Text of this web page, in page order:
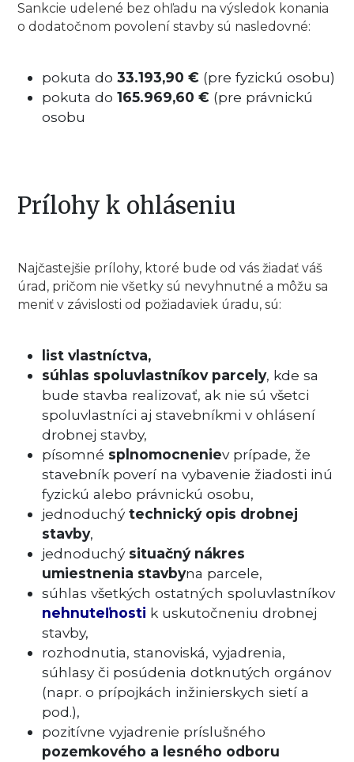
Sankcie udelené bez ohľadu na výsledok konania
o dodatočnom povolení stavby sú nasledovné:
pokuta do 33.193,90 €(pre fyzickú osobu)
pokuta do 165.969,60 €(pre právnickú
osobu
Prílohy k ohláseniu
Najčastejšie prílohy, ktoré bude od vás žiadať váš
úrad, pričom nie všetky sú nevyhnutné a môžu sa
meniť v závislosti od požiadaviek úradu, sú:
list vlastníctva,
súhlas spoluvlastníkov parcely, kde sa
bude stavba realizovať, ak nie sú všetci
spoluvlastníci aj stavebníkmi v ohlásení
drobnej stavby,
písomné splnomocneniev prípade, že
stavebník poverí na vybavenie žiadosti inú
fyzickú alebo právnickú osobu,
jednoduchýtechnický opis drobnej
stavby,
jednoduchý situačný nákres
umiestnenia stavbyna parcele,
súhlas všetkých ostatných spoluvlastníkov
nehnuteľnosti k uskutočneniu drobnej
stavby,
rozhodnutia, stanoviská, vyjadrenia,
súhlasy či posúdenia dotknutých orgánov
(napr. o prípojkách inžinierskych sietí a
pod.),
pozitívne vyjadrenie príslušného
pozemkového a lesného odboru